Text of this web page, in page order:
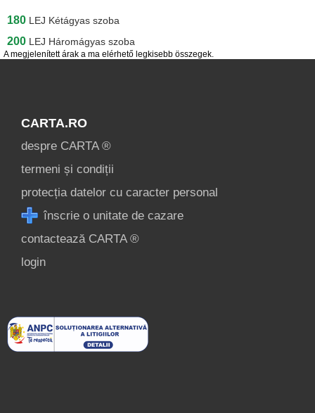
A megjelenített árak a ma elérhető legkisebb összegek.
180 LEJ Kétágyas szoba
200 LEJ Háromágyas szoba
CARTA.RO
despre CARTA ®
termeni și condiții
protecția datelor cu caracter personal
înscrie o unitate de cazare
contactează CARTA ®
login